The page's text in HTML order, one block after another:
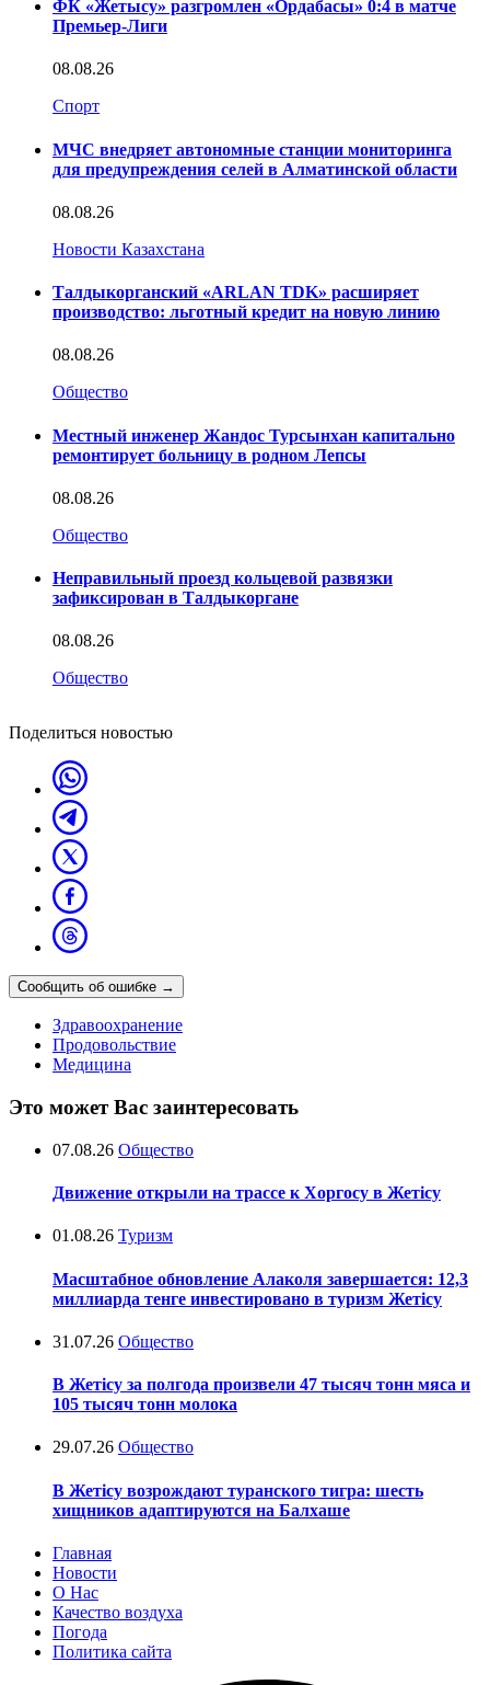
ФК «Жетысу» разгромлен «Ордабасы» 0:4 в матче
Премьер-Лиги
08.08.26
Спорт
МЧС внедряет автономные станции мониторинга
для предупреждения селей в Алматинской области
08.08.26
Новости Казахстана
Талдыкорганский «ARLAN TDK» расширяет
производство: льготный кредит на новую линию
08.08.26
Общество
Местный инженер Жандос Турсынхан капитально
ремонтирует больницу в родном Лепсы
08.08.26
Общество
Неправильный проезд кольцевой развязки
зафиксирован в Талдыкоргане
08.08.26
Общество
Поделиться новостью
Сообщить об ошибке →
Здравоохранение
Продовольствие
Медицина
Это может Вас заинтересовать
07.08.26 Общество
Движение открыли на трассе к Хоргосу в Жетісу
01.08.26 Туризм
Масштабное обновление Алаколя завершается: 12,3
миллиарда тенге инвестировано в туризм Жетісу
31.07.26 Общество
В Жетісу за полгода произвели 47 тысяч тонн мяса и
105 тысяч тонн молока
29.07.26 Общество
В Жетісу возрождают туранского тигра: шесть
хищников адаптируются на Балхаше
Главная
Новости
О Нас
Качество воздуха
Погода
Политика сайта